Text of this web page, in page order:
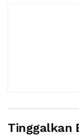
Tinggalkan